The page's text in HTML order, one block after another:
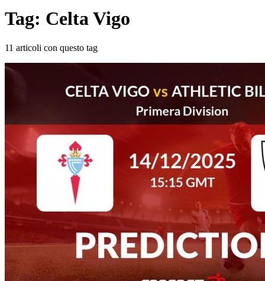
Tag: Celta Vigo
11 articoli con questo tag